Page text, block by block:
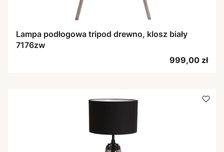
Lampa podłogowa tripod drewno, klosz biały
7176zw
Cena
999,00 zł